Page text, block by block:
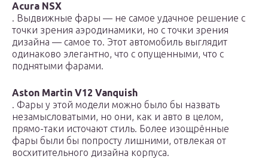
Acura NSX
. Выдвижные фары — не самое удачное решение с
точки зрения аэродинамики, но с точки зрения
дизайна — самое то. Этот автомобиль выглядит
одинаково элегантно, что с опущенными, что с
поднятыми фарами.
Aston Martin V12 Vanquish
. Фары у этой модели можно было бы назвать
незамысловатыми, но они, как и авто в целом,
прямо-таки источают стиль. Более изощрённые
фары были бы попросту лишними, отвлекая от
восхитительного дизайна корпуса.